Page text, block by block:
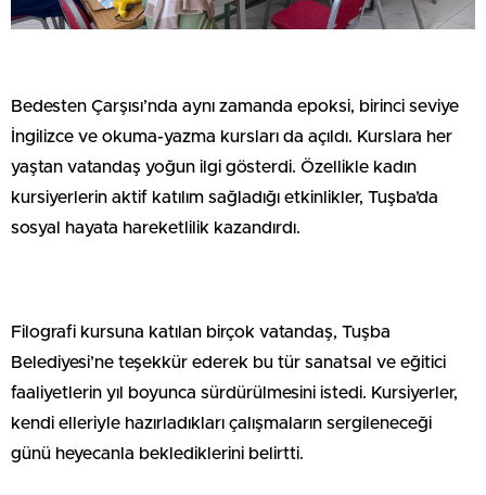
Bedesten Çarşısı’nda aynı zamanda epoksi, birinci seviye
İngilizce ve okuma-yazma kursları da açıldı. Kurslara her
yaştan vatandaş yoğun ilgi gösterdi. Özellikle kadın
kursiyerlerin aktif katılım sağladığı etkinlikler, Tuşba’da
sosyal hayata hareketlilik kazandırdı.
Filografi kursuna katılan birçok vatandaş, Tuşba
Belediyesi’ne teşekkür ederek bu tür sanatsal ve eğitici
faaliyetlerin yıl boyunca sürdürülmesini istedi. Kursiyerler,
kendi elleriyle hazırladıkları çalışmaların sergileneceği
günü heyecanla beklediklerini belirtti.